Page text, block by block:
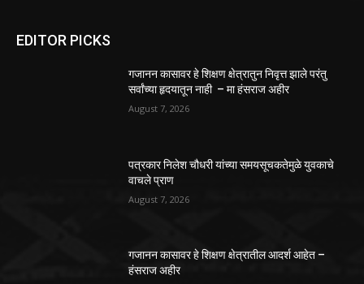
EDITOR PICKS
गजानन कासावर हे शिक्षण क्षेत्रातुन निवृत्त झाले परंतु
सर्वांच्या हृदयातून नाही – मा हंसराज अहीर
August 7, 2026
पत्रकार निलेश चौधरी यांच्या समयसूचकतेमुळे युवकाचे
वाचले प्राण
August 7, 2026
गजानन कासावर हे शिक्षण क्षेत्रातील आदर्श आहेत –
हंसराज अहीर